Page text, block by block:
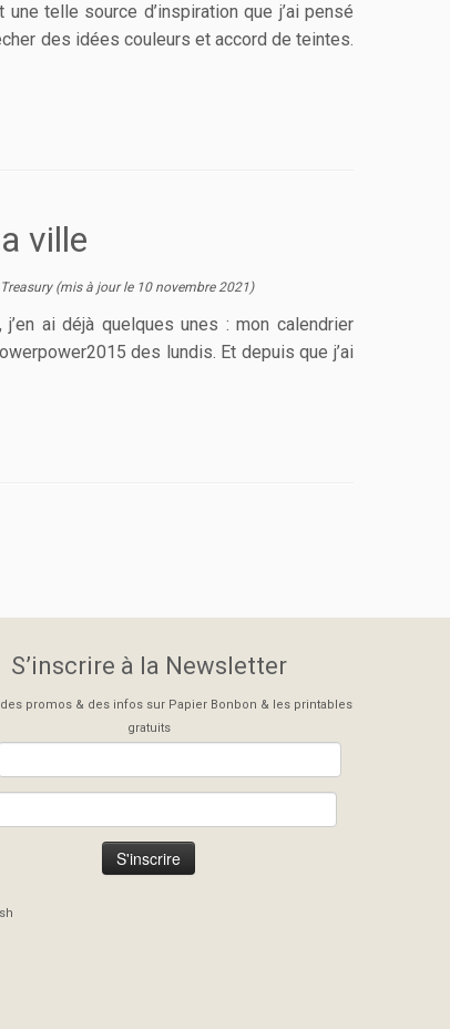
telle source d’inspiration que j’ai pensé
des idées couleurs et accord de teintes.
ville
Treasury (mis à jour le 10 novembre 2021)
ai déjà quelques unes : mon calendrier
des lundis. Et depuis que j’ai
S’inscrire à la Newsletter
promos & des infos sur Papier Bonbon & les printables
gratuits